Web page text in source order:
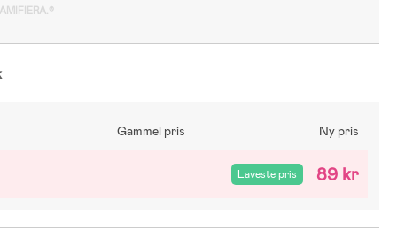
Gammel pris Ny pris
Laveste pris 89 kr